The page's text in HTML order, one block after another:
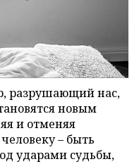
разрушающий нас,
новым
и отменяя
– быть
ударами судьбы,